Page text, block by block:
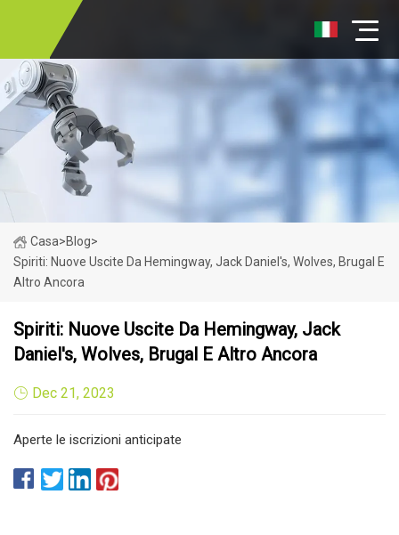
Casa>Blog>
Spiriti: Nuove Uscite Da Hemingway, Jack Daniel's, Wolves, Brugal E
Altro Ancora
Spiriti: Nuove Uscite Da Hemingway, Jack
Daniel's, Wolves, Brugal E Altro Ancora
Dec 21, 2023
Aperte le iscrizioni anticipate